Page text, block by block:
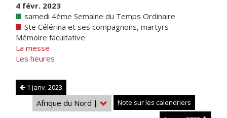
4 févr. 2023
samedi 4ème Semaine du Temps Ordinaire
Ste Célérina et ses compagnons, martyrs
Mémoire facultative
La messe
Les heures
1 janv. 2023
Afrique du Nord |
Note sur les calendriers